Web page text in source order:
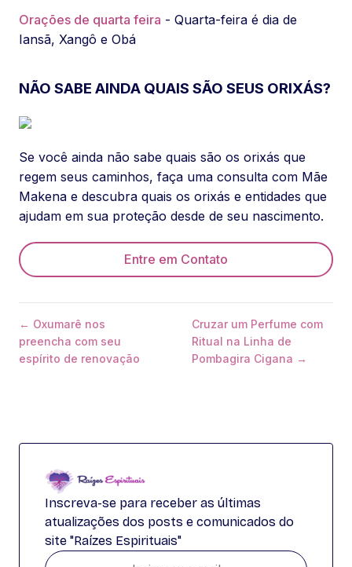
Orações de quarta feira - Quarta-feira é dia de
Iansã, Xangô e Obá
NÃO SABE AINDA QUAIS SÃO SEUS ORIXÁS?
Se você ainda não sabe quais são os orixás que
regem seus caminhos, faça uma consulta com Mãe
Makena e descubra quais os orixás e entidades que
ajudam em sua proteção desde de seu nascimento.
Entre em Contato
← Oxumarê nos
preencha com seu
espírito de renovação
Cruzar um Perfume com
Ritual na Linha de
Pombagira Cigana →
Inscreva-se para receber as últimas
atualizações dos posts e comunicados do
site "Raízes Espirituais"